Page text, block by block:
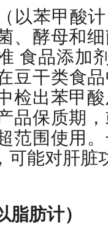
以苯甲酸
、酵母和
食品添加
豆干类食
检出苯甲
品保质期
范围使用
可能对肝脏
肪计）